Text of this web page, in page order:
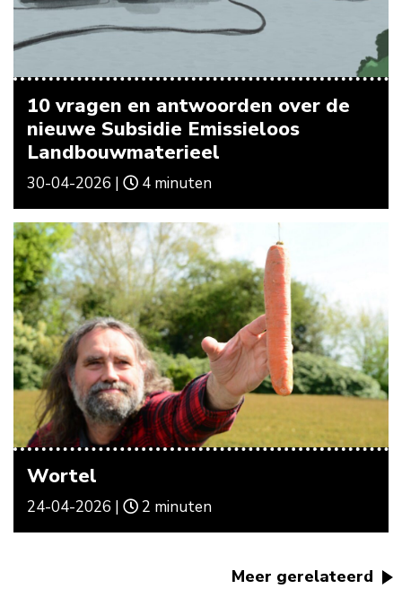
10 vragen en antwoorden over de
nieuwe Subsidie Emissieloos
Landbouwmaterieel
30-04-2026 | 4 minuten
Wortel
24-04-2026 | 2 minuten
Meer gerelateerd